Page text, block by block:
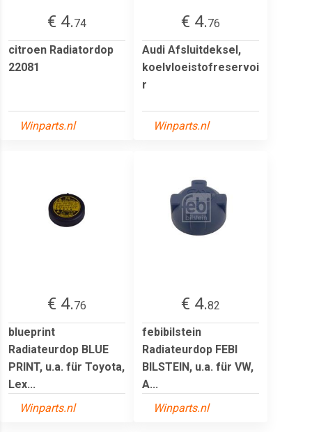
€ 4.74
citroen Radiatordop
22081
Winparts.nl
€ 4.76
Audi Afsluitdeksel,
koelvloeistofreservoi
r
Winparts.nl
€ 4.76
blueprint
Radiateurdop BLUE
PRINT, u.a. für Toyota,
Lex...
Winparts.nl
€ 4.82
febibilstein
Radiateurdop FEBI
BILSTEIN, u.a. für VW,
A...
Winparts.nl